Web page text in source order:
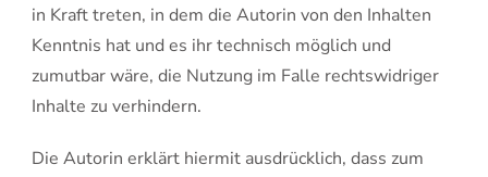
in Kraft treten, in dem die Autorin von den Inhalten
Kenntnis hat und es ihr technisch möglich und
zumutbar wäre, die Nutzung im Falle rechtswidriger
Inhalte zu verhindern.
Die Autorin erklärt hiermit ausdrücklich, dass zum